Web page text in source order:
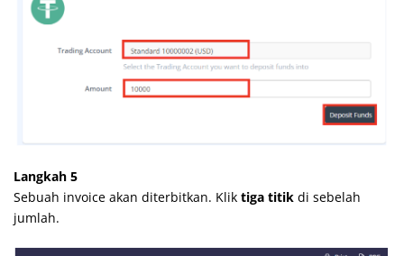
Langkah 5
Sebuah invoice akan diterbitkan. Klik tiga titik di sebelah
jumlah.